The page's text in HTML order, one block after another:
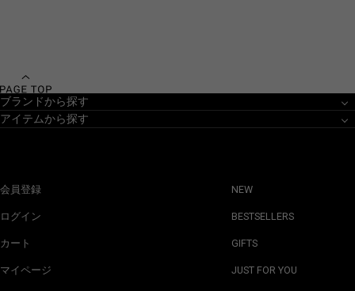
ブランドから探す
アイテムから探す
会員登録
ログイン
カート
マイページ
NEW
BESTSELLERS
GIFTS
JUST FOR YOU